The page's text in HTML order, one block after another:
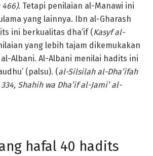
466). Tetapi penilaian al-Manawi ini
yang lainnya. Ibn al-Gharash
ini berkualitas dha’if (Kasyf al-
yang lebih tajam dikemukakan
Albani. Al-Albani menilai hadits ini
(palsu). (al-Silsilah al-Dha’ifah
Shahih wa Dha’if al-Jami’ al-
hafal 40 hadits